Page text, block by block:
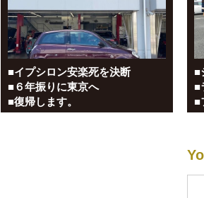
■
■イプシロン安楽死を決断
■６年振りに東京へ
■復帰します。